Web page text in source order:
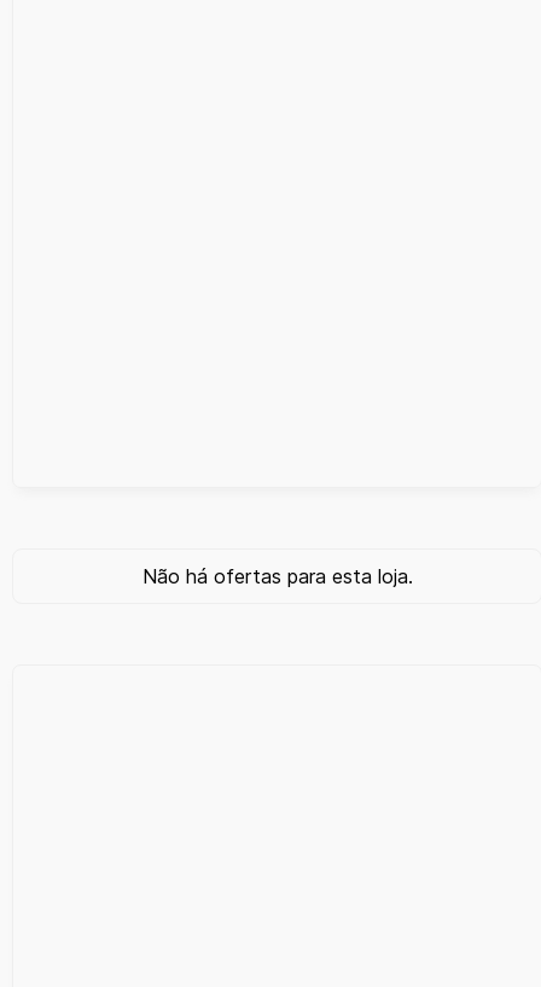
Não há ofertas para esta loja.